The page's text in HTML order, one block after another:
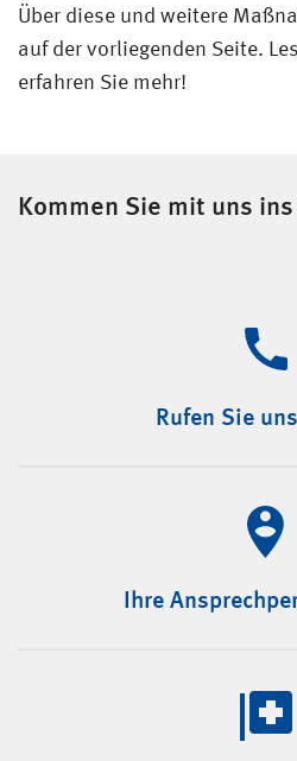
Über diese und weitere
auf der vorliegenden Seite.
erfahren Sie mehr!
Kommen Sie mit uns
Rufen Sie
Ihre